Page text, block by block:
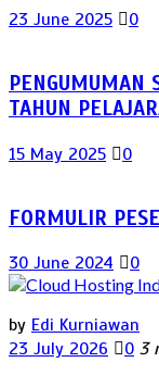
23 June 2025 0
PENGUMUMAN
TAHUN
15 May 2025 0
FORMULIR
30 June 2024 0
by Edi Kurniawan
23 July 2026
0 3